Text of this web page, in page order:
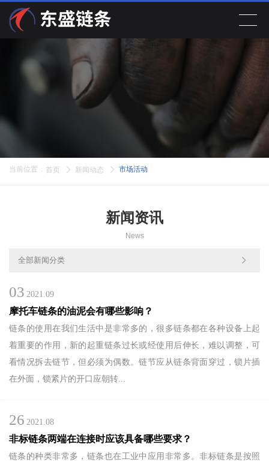
新闻动态
联系我们
当前位置 : 首页 新闻动态 市场活动
新闻资讯
News
全部新闻分类
03 2021.09
摩托车链条的油泥会有哪些影响？
链条的使用在我们生活中是非常多的，很多链条都在各种设备上起
着重要的作用，新的起重链条过长或经使用后伸长，难以调整，可
看情况拆去链节，但必须为偶数。链节应从链条背面穿过，锁片插
在外面，锁紧片的开口应朝转...
26 2021.08
非标链条两端在连接时应该具备哪些要求？
链条的种类非常多，链条也在工业中应用非常多。非标链条是按照